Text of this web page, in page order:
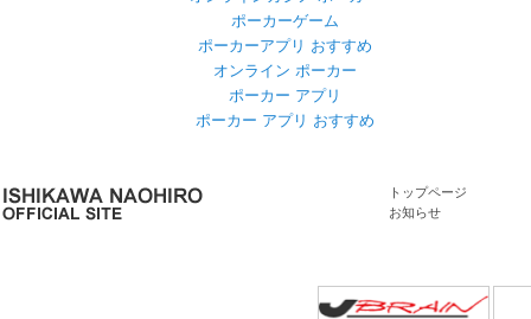
ポーカーゲーム
ポーカーアプリ おすすめ
オンライン ポーカー
ポーカー アプリ
ポーカー アプリ おすすめ
トップページ
お知らせ